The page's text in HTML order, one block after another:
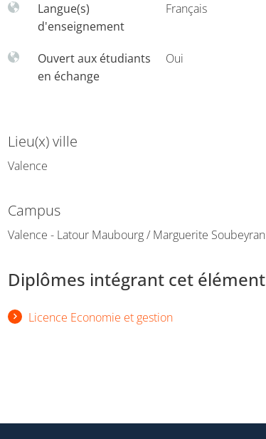
Langue(s)
d'enseignement
Français
Ouvert aux étudiants
en échange
Oui
Lieu(x) ville
Valence
Campus
Valence - Latour Maubourg / Marguerite Soubeyran
Diplômes intégrant cet élément
Licence Economie et gestion